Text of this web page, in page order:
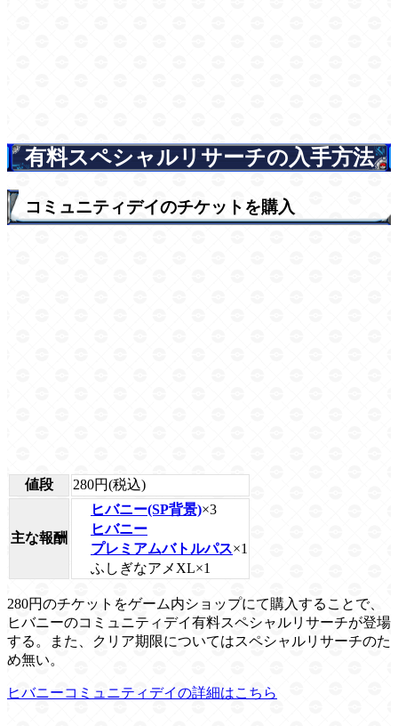
有料スペシャルリサーチの入手方法
コミュニティデイのチケットを購入
値段 280円(税込)
主な報酬
ヒバニー(SP背景)×3
ヒバニー
プレミアムバトルパス×1
ふしぎなアメXL×1
280円のチケットをゲーム内ショップにて購入することで、
ヒバニーのコミュニティデイ有料スペシャルリサーチが登場
する。また、クリア期限についてはスペシャルリサーチのた
め無い。
ヒバニーコミュニティデイの詳細はこちら